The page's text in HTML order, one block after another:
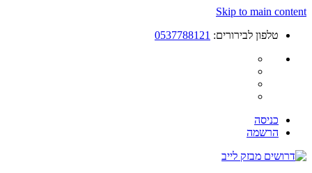
Skip to main content
טלפון לבירורים: 0537788121
כניסה
הרשמה